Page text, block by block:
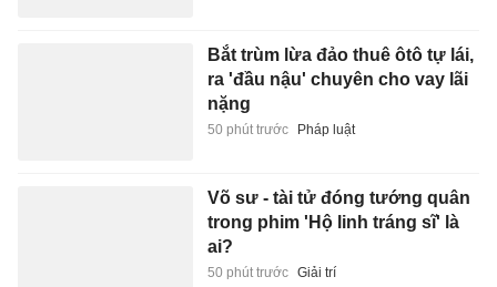
Bắt trùm lừa đảo thuê ôtô tự lái,
ra 'đầu nậu' chuyên cho vay lãi
nặng
50 phút trước Pháp luật
Võ sư - tài tử đóng tướng quân
trong phim 'Hộ linh tráng sĩ' là
ai?
50 phút trước Giải trí